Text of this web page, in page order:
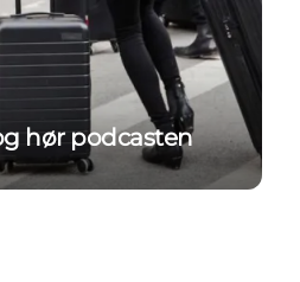
hør podcasten